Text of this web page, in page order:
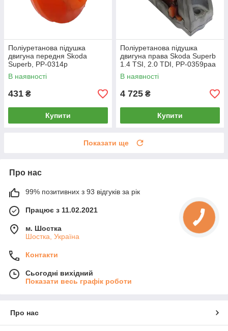
Поліуретанова підушка
двигуна передня Skoda
Superb, PP-0314p
В наявності
431 ₴
Купити
Поліуретанова підушка
двигуна права Skoda Superb
1.4 TSI, 2.0 TDI, PP-0359paa
В наявності
4 725 ₴
Купити
Показати ще
Про нас
99% позитивних з 93 відгуків за рік
Працює з 11.02.2021
м. Шостка
Шостка, Україна
Контакти
Сьогодні вихідний
Показати весь графік роботи
Про нас